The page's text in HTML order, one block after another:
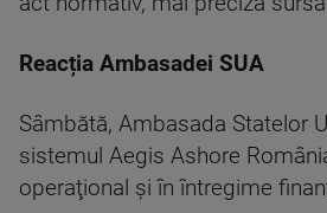
Reacția Ambasadei SUA
Sâmbătă, Ambasada Statelor
sistemul Aegis Ashore
operaţional şi în întregime